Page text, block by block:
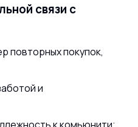
связи с
повторных покупок,
и